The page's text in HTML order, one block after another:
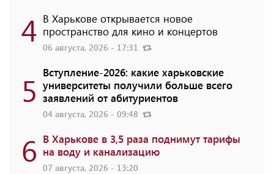
4 В Харькове открывается новое
пространство для кино и концертов
06 августа, 2026 - 17:31
5 Вступление-2026: какие харьковские
университеты получили больше всего
заявлений от абитуриентов
04 августа, 2026 - 09:48
6 В Харькове в 3,5 раза поднимут тарифы
на воду и канализацию
07 августа, 2026 - 13:20